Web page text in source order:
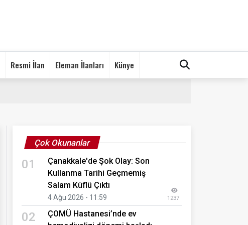
Resmi İlan Eleman İlanları Künye
Çok Okunanlar
01
Çanakkale'de Şok Olay: Son
Kullanma Tarihi Geçmemiş
Salam Küflü Çıktı
4 Ağu 2026 - 11:59 1237
02
ÇOMÜ Hastanesi’nde ev